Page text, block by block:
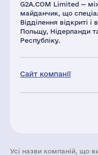
G2A.COM Limited —
майданчик, що
Відділення відкриті
Польщу, Нідерланди
Республіку.
Сайт компанії
Усі назви компаній, що